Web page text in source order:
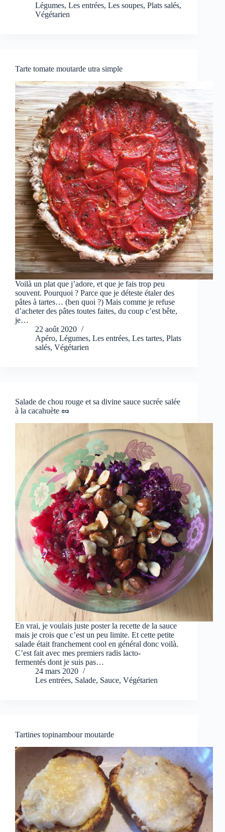
Légumes, Les entrées, Les soupes, Plats salés,
Végétarien
Tarte tomate moutarde utra simple
Voilà un plat que j’adore, et que je fais trop peu
souvent. Pourquoi ? Parce que je déteste étaler des
pâtes à tartes… (ben quoi ?) Mais comme je refuse
d’acheter des pâtes toutes faites, du coup c’est bête,
je…
22 août 2020
Apéro, Légumes, Les entrées, Les tartes, Plats
salés, Végétarien
Salade de chou rouge et sa divine sauce sucrée salée
à la cacahuète 🥜
En vrai, je voulais juste poster la recette de la sauce
mais je crois que c’est un peu limite. Et cette petite
salade était franchement cool en général donc voilà.
C’est fait avec mes premiers radis lacto-
fermentés dont je suis pas…
24 mars 2020
Les entrées, Salade, Sauce, Végétarien
Tartines topinambour moutarde